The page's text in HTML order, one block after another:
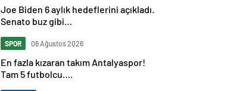
Joe Biden 6 aylık hedeflerini açıkladı.
Senato buz gibi…
SPOR 06 Ağustos 2026
En fazla kızaran takım Antalyaspor!
Tam 5 futbolcu….